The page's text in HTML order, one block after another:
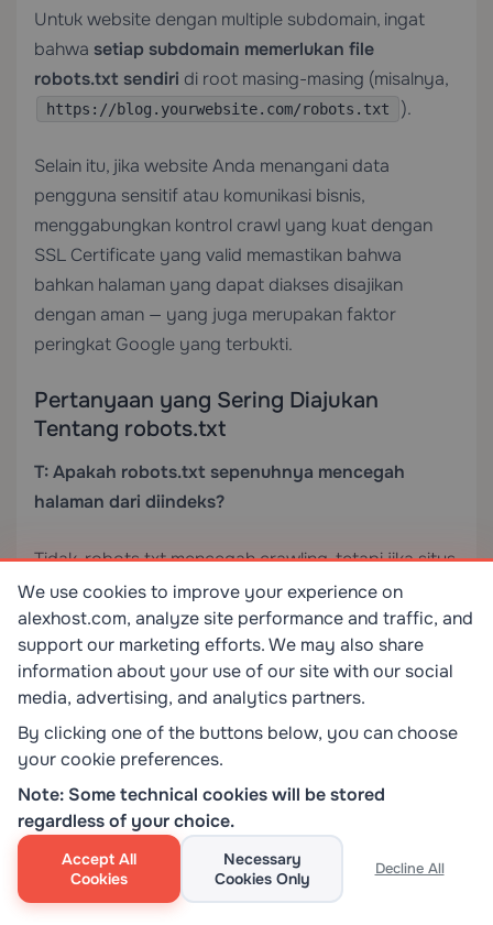
Untuk website dengan multiple subdomain, ingat
bahwa setiap subdomain memerlukan file
robots.txt sendiri di root masing-masing (misalnya,
https://blog.yourwebsite.com/robots.txt ).
Selain itu, jika website Anda menangani data
pengguna sensitif atau komunikasi bisnis,
menggabungkan kontrol crawl yang kuat dengan
SSL Certificate yang valid memastikan bahwa
bahkan halaman yang dapat diakses disajikan
dengan aman — yang juga merupakan faktor
peringkat Google yang terbukti.
Pertanyaan yang Sering Diajukan
Tentang robots.txt
T: Apakah robots.txt sepenuhnya mencegah
halaman dari diindeks?
Tidak. robots.txt mencegah crawling, tetapi jika situs
lain menautkan ke halaman yang diblokir, mesin
pencari mungkin masih mengindeks URL (tanpa
konten). Gunakan
noindex
untuk pengecualian
yang dijamin dari hasil pencarian.
T: Bisakah saya memiliki beberapa blok User-agent
untuk crawler yang sama?
Tidak. Setiap crawler hanya boleh muncul dalam
satu blok aturan. Beberapa blok untuk User-agent
yang sama dapat menyebabkan perilaku yang tidak
dapat diprediksi.
We use cookies to improve your experience on
alexhost.com, analyze site performance and traffic, and
support our marketing efforts. We may also share
information about your use of our site with our social
media, advertising, and analytics partners.
By clicking one of the buttons below, you can choose
your cookie preferences.
Note: Some technical cookies will be stored
regardless of your choice.
Accept All
Cookies
Necessary
Cookies Only
Decline All